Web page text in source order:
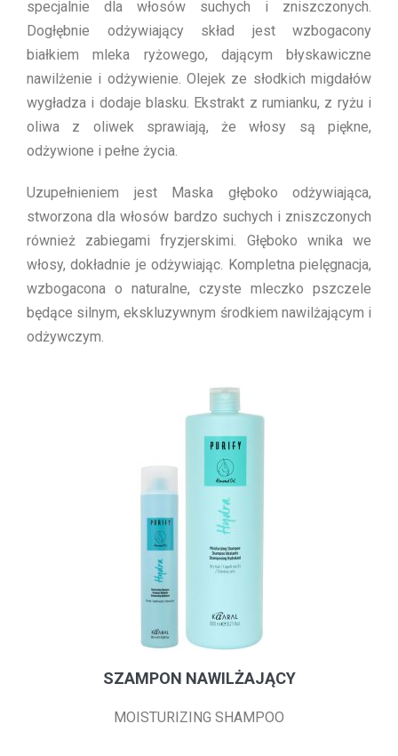
specjalnie dla włosów suchych i zniszczonych.
Dogłębnie odżywiający skład jest wzbogacony
białkiem mleka ryżowego, dającym błyskawiczne
nawilżenie i odżywienie. Olejek ze słodkich migdałów
wygładza i dodaje blasku. Ekstrakt z rumianku, z ryżu i
oliwa z oliwek sprawiają, że włosy są piękne,
odżywione i pełne życia.
Uzupełnieniem jest Maska głęboko odżywiająca,
stworzona dla włosów bardzo suchych i zniszczonych
również zabiegami fryzjerskimi. Głęboko wnika we
włosy, dokładnie je odżywiając. Kompletna pielęgnacja,
wzbogacona o naturalne, czyste mleczko pszczele
będące silnym, ekskluzywnym środkiem nawilżającym i
odżywczym.
SZAMPON NAWILŻAJĄCY
MOISTURIZING SHAMPOO